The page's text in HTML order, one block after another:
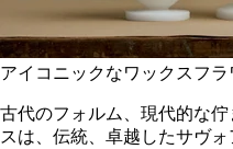
アイコニックなワックスフラ
古代のフォルム、現代的な
スは、伝統、卓越したサヴ